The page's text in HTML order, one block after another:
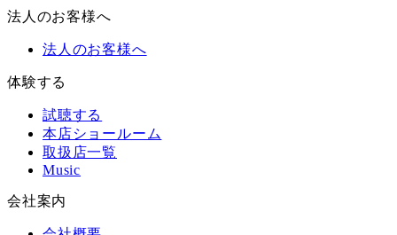
法人のお客様へ
法人のお客様へ
体験する
試聴する
本店ショールーム
取扱店一覧
Music
会社案内